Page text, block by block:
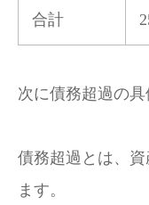
合計
次に債務超過の具
債務超過とは、
ます。